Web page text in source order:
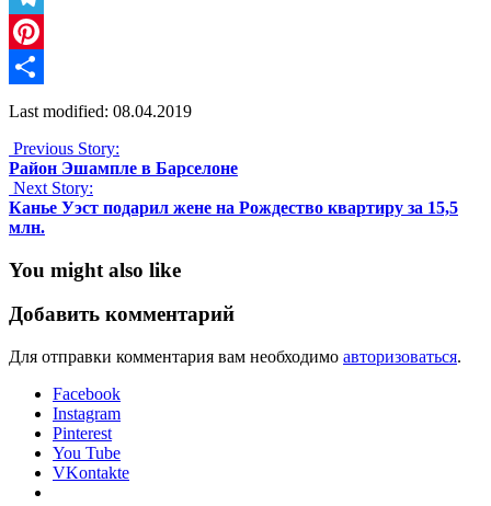
Telegram
Pinterest
Отправить
Last modified: 08.04.2019
Previous Story:
Район Эшампле в Барселоне
Next Story:
Канье Уэст подарил жене на Рождество квартиру за 15,5
млн.
You might also like
Добавить комментарий
Для отправки комментария вам необходимо авторизоваться.
Facebook
Instagram
Pinterest
You Tube
VKontakte